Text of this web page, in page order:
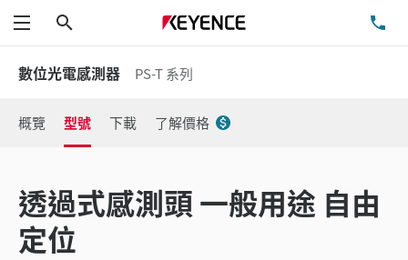
功能表
數位光電感測器 PS-T 系列
概覽 型號 下載 了解價格
透過式感測頭 一般用途 自由
定位